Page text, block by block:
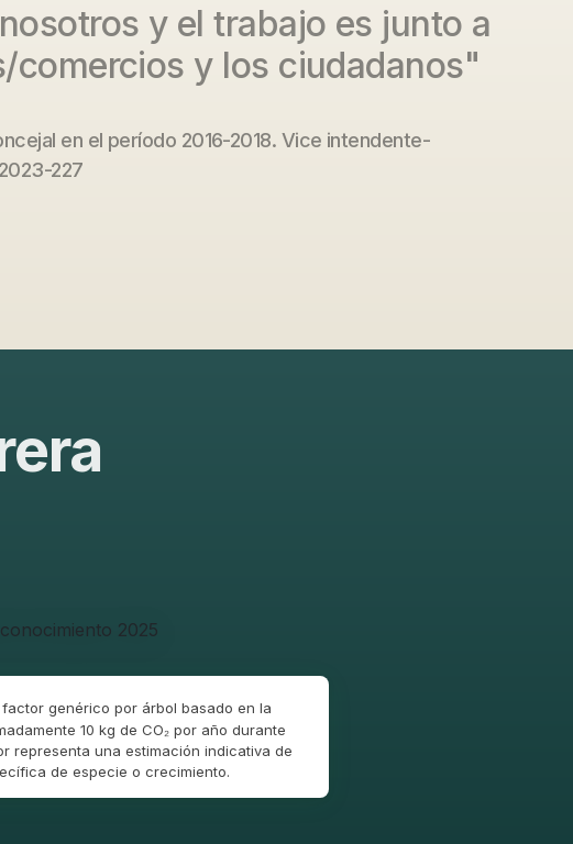
y el trabajo es junto a
comercios y los ciudadanos"
en el período 2016-2018. Vice intendente-
227
genérico por árbol basado en la
10 kg de CO₂ por año durante
representa una estimación indicativa de
de especie o crecimiento.